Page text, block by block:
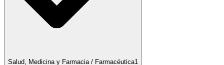
Salud, Medicina y Farmacia / Farmacéutica1